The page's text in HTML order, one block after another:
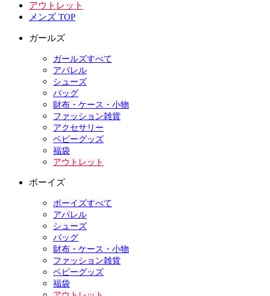
アウトレット
メンズ TOP
ガールズ
ガールズすべて
アパレル
シューズ
バッグ
財布・ケース・小物
ファッション雑貨
アクセサリー
ベビーグッズ
福袋
アウトレット
ボーイズ
ボーイズすべて
アパレル
シューズ
バッグ
財布・ケース・小物
ファッション雑貨
ベビーグッズ
福袋